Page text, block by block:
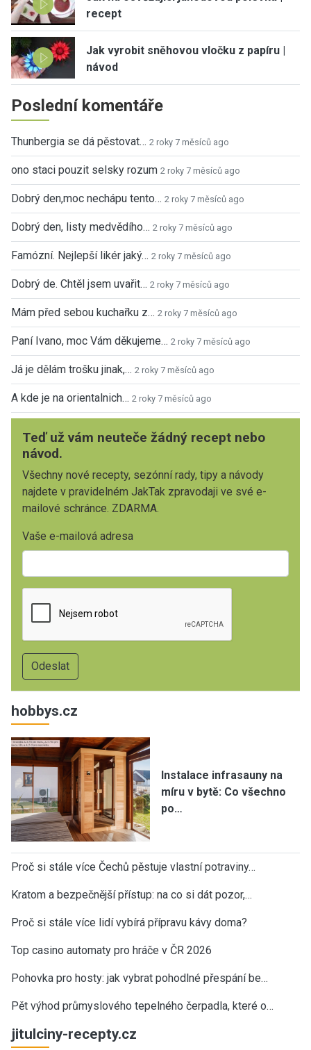
recept
Jak vyrobit sněhovou vločku z papíru |
návod
Poslední komentáře
Thunbergia se dá pěstovat… 2 roky 7 měsíců ago
ono staci pouzit selsky rozum 2 roky 7 měsíců ago
Dobrý den,moc nechápu tento… 2 roky 7 měsíců ago
Dobrý den, listy medvědího… 2 roky 7 měsíců ago
Famózní. Nejlepší likér jaký… 2 roky 7 měsíců ago
Dobrý de. Chtěl jsem uvařit… 2 roky 7 měsíců ago
Mám před sebou kuchařku z… 2 roky 7 měsíců ago
Paní Ivano, moc Vám děkujeme… 2 roky 7 měsíců ago
Já je dělám trošku jinak,… 2 roky 7 měsíců ago
A kde je na orientalnich… 2 roky 7 měsíců ago
Teď už vám neuteče žádný recept nebo
návod.
Všechny nové recepty, sezónní rady, tipy a návody
najdete v pravidelném JakTak zpravodaji ve své e-
mailové schránce. ZDARMA.
Vaše e-mailová adresa
hobbys.cz
Instalace infrasauny na
míru v bytě: Co všechno
po…
Proč si stále více Čechů pěstuje vlastní potraviny…
Kratom a bezpečnější přístup: na co si dát pozor,…
Proč si stále více lidí vybírá přípravu kávy doma?
Top casino automaty pro hráče v ČR 2026
Pohovka pro hosty: jak vybrat pohodlné přespání be…
Pět výhod průmyslového tepelného čerpadla, které o…
jitulciny-recepty.cz